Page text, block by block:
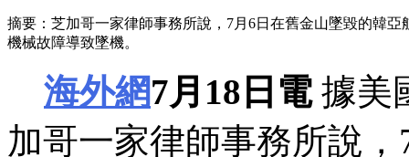
摘要：芝加哥一家律師事務所說，7月6日在舊金山墜毀的韓
機械故障導致墜機。
海外網7月18日電據美
加哥一家律師事務所說